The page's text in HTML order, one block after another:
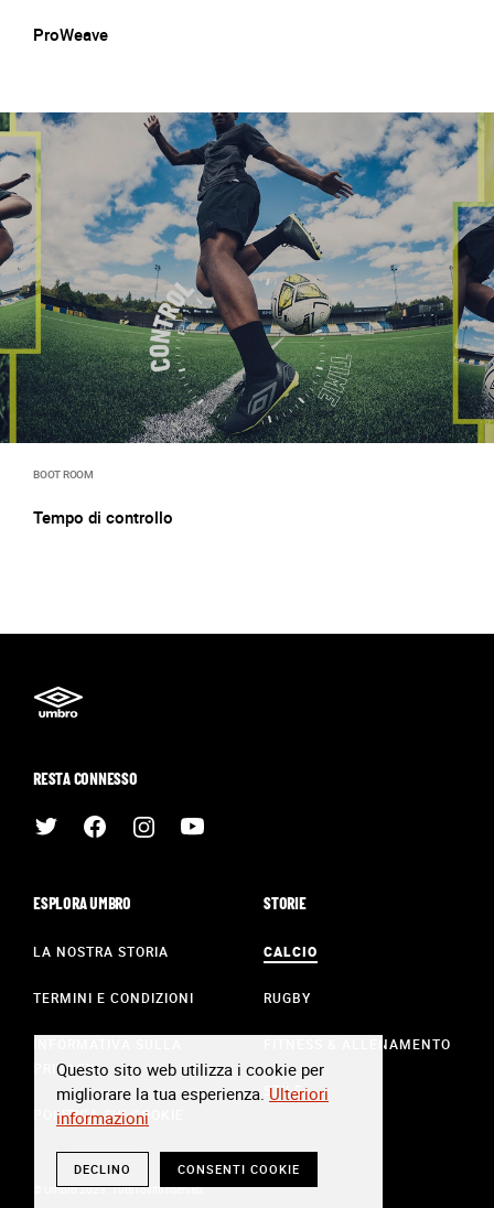
ProWeave
BOOT ROOM
Tempo di controllo
RESTA CONNESSO
ESPLORA UMBRO
LA NOSTRA STORIA
TERMINI E CONDIZIONI
PRIVACY
POLITICA SUI COOKIE
STORIE
CALCIO
RUGBY
FITNESS & ALLENAMENTO
STILE
© Umbro 2023. Tutti i diritti riservati.
Questo sito web utilizza i cookie per
migliorare la tua esperienza. Ulteriori
informazioni
DECLINO CONSENTI COOKIE